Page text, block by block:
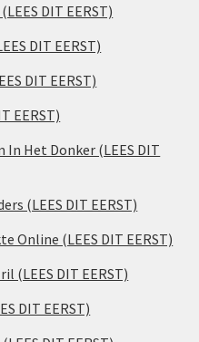
DIT EERST)
DIT EERST)
DIT EERST)
EERST)
Het Donker (LEES DIT
(LEES DIT EERST)
Online (LEES DIT EERST)
(LEES DIT EERST)
DIT EERST)